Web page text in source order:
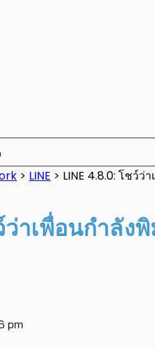
> LINE > LINE 4.8.0: โชว์ว่
ว่าเพื่อนกำลัง
pm